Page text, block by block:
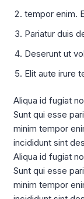
tempor enim.
Pariatur duis
Deserunt ut
Elit aute irure
Aliqua id fugiat
Sunt qui esse
minim tempor
incididunt sint
Aliqua id fugiat
Sunt qui esse
minim tempor